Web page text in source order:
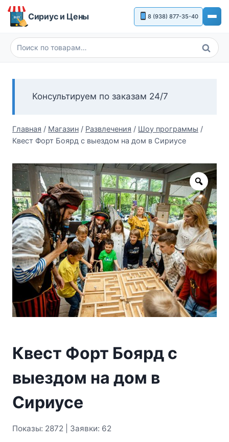
Перейти
Сириус и Цены 8 (938) 877-35-40
Искать:
Поиск
Консультируем по заказам 24/7
Главная / Магазин / Развлечения / Шоу программы /
Квест Форт Боярд с выездом на дом в Сириусе
Zoom
Квест Форт Боярд с
выездом на дом в
Сириусе
Показы: 2872 | Заявки: 62